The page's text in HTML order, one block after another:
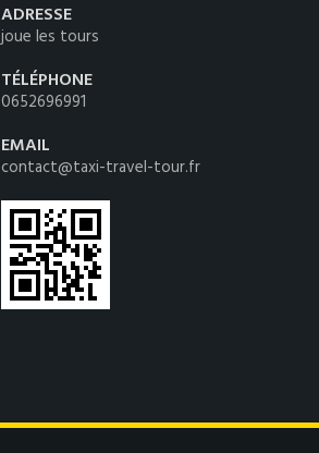
ADRESSE
joue les tours
TÉLÉPHONE
0652696991
EMAIL
contact@taxi-travel-tour.fr